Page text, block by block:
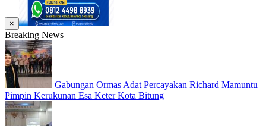
×
Breaking News
Gabungan Ormas Adat Percayakan Richard Mamuntu
Pimpin Kerukunan Esa Keter Kota Bitung